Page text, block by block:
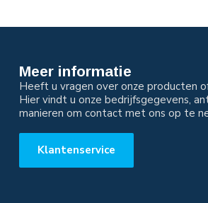
Meer informatie
Heeft u vragen over onze producten
Hier vindt u onze bedrijfsgegevens,
manieren om contact met ons op te
Klantenservice